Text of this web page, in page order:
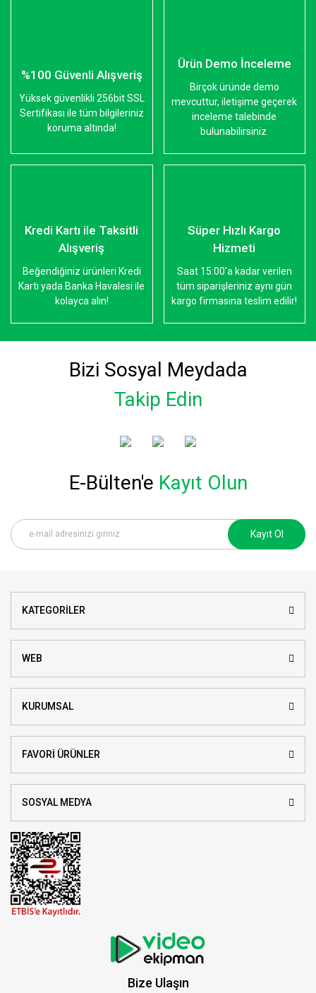
%100 Güvenli Alışveriş
Yüksek güvenlikli 256bit SSL
Sertifikası ile tüm bilgileriniz
koruma altında!
Ürün Demo İnceleme
Birçok üründe demo
mevcuttur, iletişime geçerek
inceleme talebinde
bulunabilirsiniz.
Kredi Kartı ile Taksitli
Alışveriş
Beğendiğiniz ürünleri Kredi
Kartı yada Banka Havalesi ile
kolayca alın!
Süper Hızlı Kargo
Hizmeti
Saat 15:00'a kadar verilen
tüm siparişleriniz aynı gün
kargo firmasına teslim edilir!
Bizi Sosyal Meydada
Takip Edin
E-Bülten'e Kayıt Olun
Kayıt Ol
KATEGORİLER
WEB
KURUMSAL
FAVORİ ÜRÜNLER
SOSYAL MEDYA
Bize Ulaşın